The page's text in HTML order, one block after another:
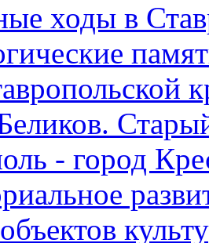
ходы в
- город